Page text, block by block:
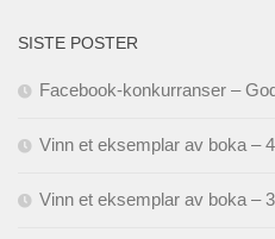
SISTE POSTER
Facebook-konkurranser –
Vinn et eksemplar av boka –
Vinn et eksemplar av boka –